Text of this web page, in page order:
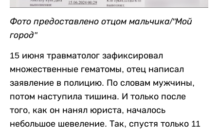
Фото предоставлено отцом мальчика/"Мой
город"
15 июня травматолог зафиксировал
множественные гематомы, отец написал
заявление в полицию. По словам мужчины,
потом наступила тишина. И только после
того, как он нанял юриста, началось
небольшое шевеление. Так, спустя только 11